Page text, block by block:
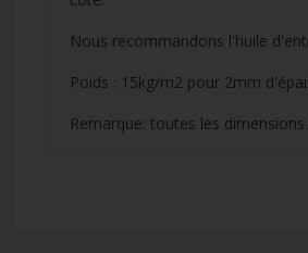
Nous recommandons l'huile
Poids : 15kg/m2 pour 2mm
Remarque: toutes les